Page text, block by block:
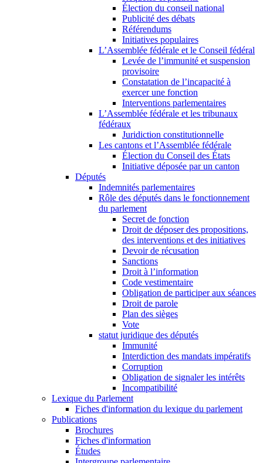
Élection du conseil national
Publicité des débats
Référendums
Initiatives populaires
L’Assemblée fédérale et le Conseil fédéral
Levée de l’immunité et suspension
provisoire
Constatation de l’incapacité à
exercer une fonction
Interventions parlementaires
L’Assemblée fédérale et les tribunaux
fédéraux
Juridiction constitutionnelle
Les cantons et l’Assemblée fédérale
Élection du Conseil des États
Initiative déposée par un canton
Députés
Indemnités parlementaires
Rôle des députés dans le fonctionnement
du parlement
Secret de fonction
Droit de déposer des propositions,
des interventions et des initiatives
Devoir de récusation
Sanctions
Droit à l’information
Code vestimentaire
Obligation de participer aux séances
Droit de parole
Plan des sièges
Vote
statut juridique des députés
Immunité
Interdiction des mandats impératifs
Corruption
Obligation de signaler les intérêts
Incompatibilité
Lexique du Parlement
Fiches d'information du lexique du parlement
Publications
Brochures
Fiches d'information
Études